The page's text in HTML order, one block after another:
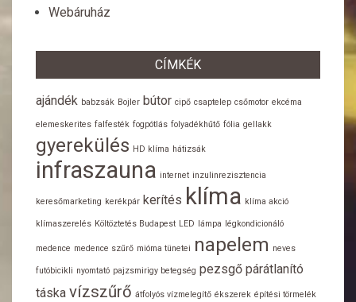
Webáruház
CÍMKÉK
ajándék babzsák Bojler bútor cipő csaptelep csőmotor ekcéma
elemeskerites falfesték fogpótlás folyadékhűtő fólia gellakk
gyerekülés HD klíma hátizsák
infraszauna internet inzulinrezisztencia
keresőmarketing kerékpár kerítés klíma klíma akció
klímaszerelés Költöztetés Budapest LED lámpa légkondicionáló
medence medence szűrő mióma tünetei napelem neves
futóbicikli nyomtató pajzsmirigy betegség pezsgő párátlanító
táska vízszűrő átfolyós vízmelegítő ékszerek építési törmelék